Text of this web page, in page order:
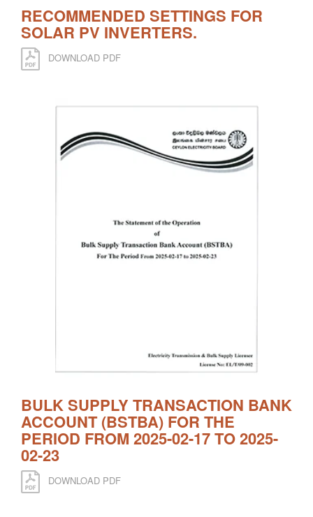
RECOMMENDED SETTINGS FOR
SOLAR PV INVERTERS.
DOWNLOAD PDF
BULK SUPPLY TRANSACTION BANK
ACCOUNT (BSTBA) FOR THE
PERIOD FROM 2025-02-17 TO 2025-
02-23
DOWNLOAD PDF